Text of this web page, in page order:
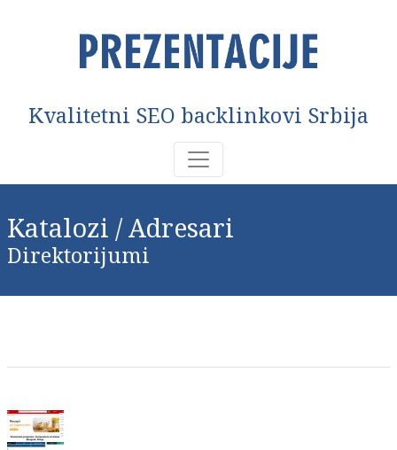
Kvalitetni SEO backlinkovi Srbija
Katalozi / Adresari
Direktorijumi